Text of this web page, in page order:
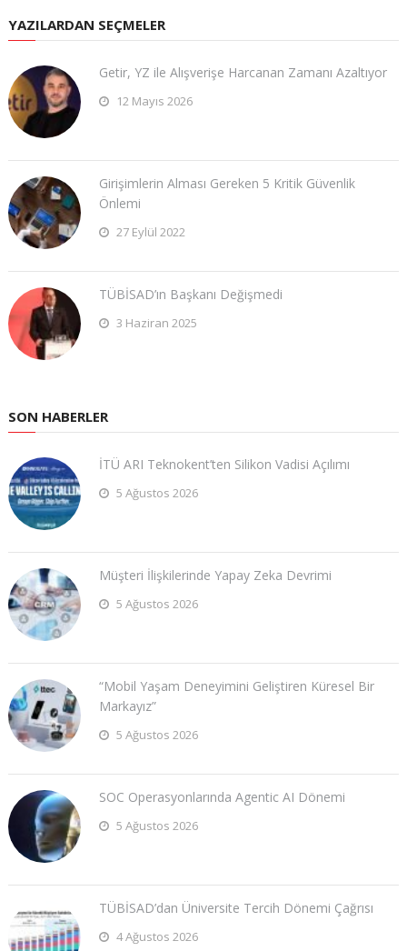
YAZILARDAN SEÇMELER
Getir, YZ ile Alışverişe Harcanan Zamanı Azaltıyor
12 Mayıs 2026
Girişimlerin Alması Gereken 5 Kritik Güvenlik
Önlemi
27 Eylül 2022
TÜBİSAD’ın Başkanı Değişmedi
3 Haziran 2025
SON HABERLER
İTÜ ARI Teknokent’ten Silikon Vadisi Açılımı
5 Ağustos 2026
Müşteri İlişkilerinde Yapay Zeka Devrimi
5 Ağustos 2026
“Mobil Yaşam Deneyimini Geliştiren Küresel Bir
Markayız”
5 Ağustos 2026
SOC Operasyonlarında Agentic AI Dönemi
5 Ağustos 2026
TÜBİSAD’dan Üniversite Tercih Dönemi Çağrısı
4 Ağustos 2026